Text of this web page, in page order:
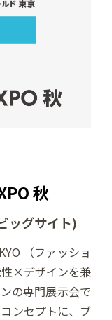
秋
グサイト)
（ファッショ
性×デザインを兼
の専門展示会で
ンセプトに、ブ